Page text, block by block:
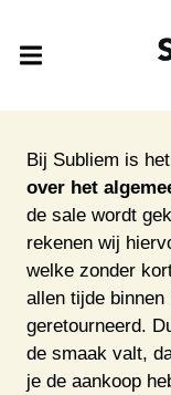
Bij Subliem is het
over het
de sale wordt
rekenen wij
welke zonder
allen tijde
geretourneerd.
de smaak valt,
je de aankoop